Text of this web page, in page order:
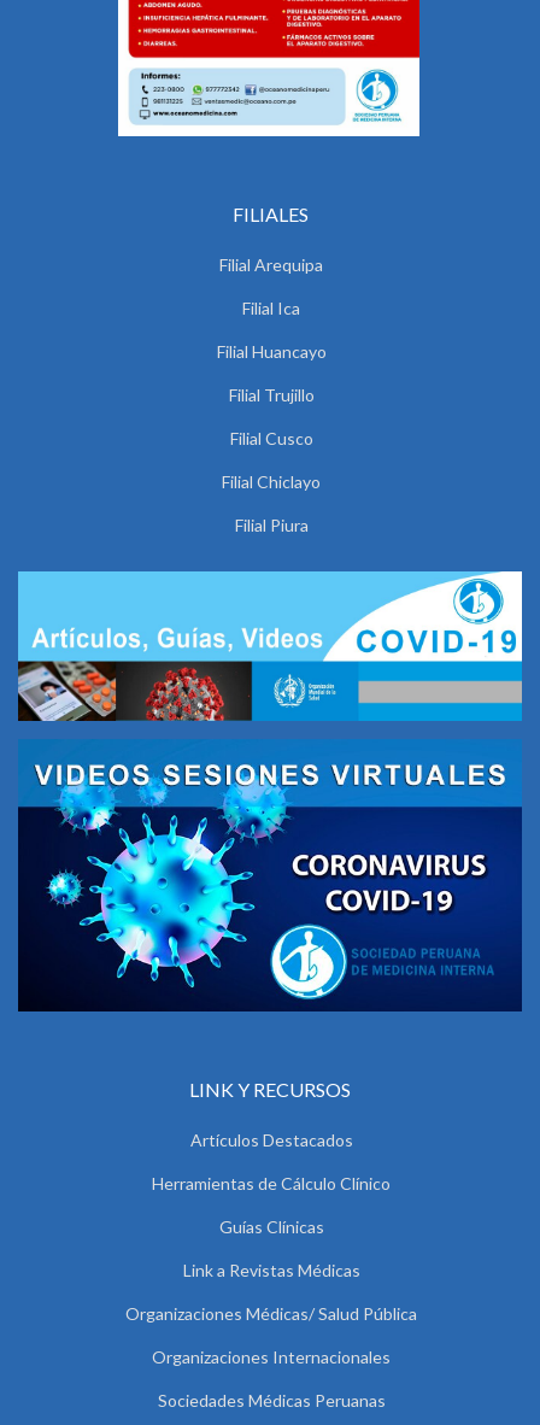
FILIALES
Filial Arequipa
Filial Ica
Filial Huancayo
Filial Trujillo
Filial Cusco
Filial Chiclayo
Filial Piura
LINK Y RECURSOS
Artículos Destacados
Herramientas de Cálculo Clínico
Guías Clínicas
Link a Revistas Médicas
Organizaciones Médicas/ Salud Pública
Organizaciones Internacionales
Sociedades Médicas Peruanas